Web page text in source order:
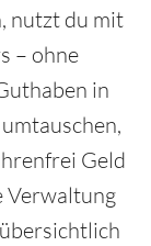
nutzt du mit
– ohne
in
Geld
Verwaltung